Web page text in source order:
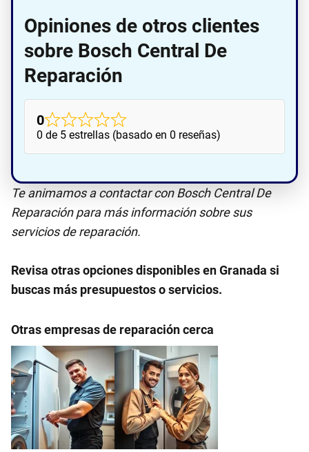
Opiniones de otros clientes
sobre Bosch Central De
Reparación
0
0 de 5 estrellas (basado en 0 reseñas)
Te animamos a contactar con Bosch Central De
Reparación para más información sobre sus
servicios de reparación.
Revisa otras opciones disponibles en Granada si
buscas más presupuestos o servicios.
Otras empresas de reparación cerca